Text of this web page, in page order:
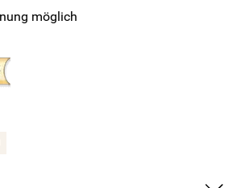
möglich